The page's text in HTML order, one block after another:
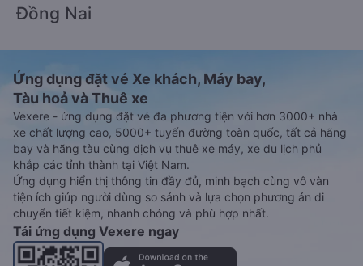
Đồng Nai
Ứng dụng đặt vé Xe khách, Máy bay,
Tàu hoả và Thuê xe
Vexere - ứng dụng đặt vé đa phương tiện với hơn 3000+ nhà
xe chất lượng cao, 5000+ tuyến đường toàn quốc, tất cả hãng
bay và hãng tàu cùng dịch vụ thuê xe máy, xe du lịch phủ
khắp các tỉnh thành tại Việt Nam.
Ứng dụng hiển thị thông tin đầy đủ, minh bạch cùng vô vàn
tiện ích giúp người dùng so sánh và lựa chọn phương án di
chuyển tiết kiệm, nhanh chóng và phù hợp nhất.
Tải ứng dụng Vexere ngay